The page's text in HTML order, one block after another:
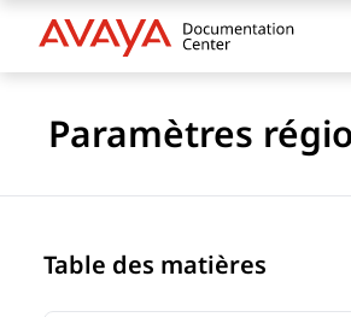
Paramètres
Table des matières